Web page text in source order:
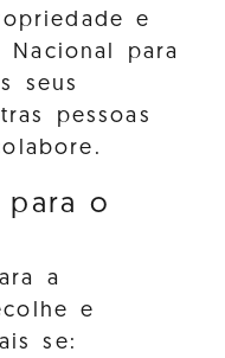
e
para
seus
pessoas
para o
a
e
se: